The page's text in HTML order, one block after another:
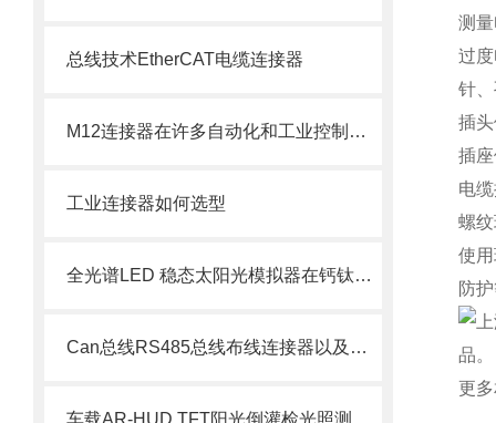
总线技术EtherCAT电缆连接器
M12连接器在许多自动化和工业控制应用中得到广泛应用
工业连接器如何选型
全光谱LED 稳态太阳光模拟器在钙钛矿光伏材料检测中的意义
Can总线RS485总线布线连接器以及航空插头定义
测
过
针
插
插
电
螺
使
防
更